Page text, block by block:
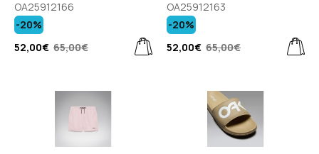
CAMO PALM
SULPHUR
OA25912166
52,00€ 65,00€
-20%
CAMO PALM
SULPHUR
OA25912163
52,00€ 65,00€
-20%